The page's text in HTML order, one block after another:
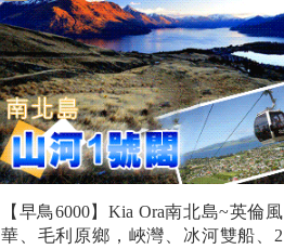
【早鳥6000】Kia Ora南北島~英倫風
華、毛利原鄉，峽灣、冰河雙船、2